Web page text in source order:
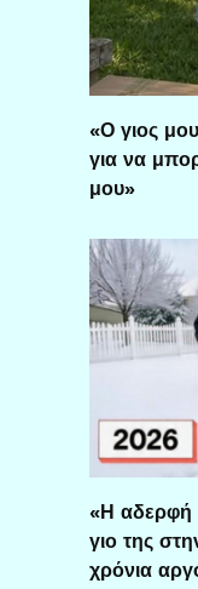
«Ο γιος
για να
μου»
«Η αδερφή
γιο της
χρόνια